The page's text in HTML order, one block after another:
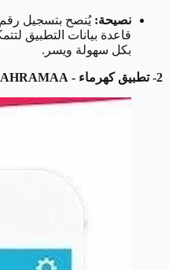
نصيحة: يُنصح بتسجيل
قاعدة بيانات التطبيق
بكل سهولة ويسر.
2- تطبيق كهرماء - KAHRAMAA